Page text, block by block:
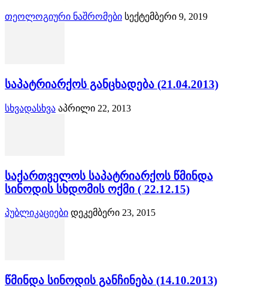
თეოლოგიური ნაშრომები სექტემბერი 9, 2019
საპატრიარქოს განცხადება (21.04.2013)
სხვადასხვა აპრილი 22, 2013
საქართველოს საპატრიარქოს წმინდა
სინოდის სხდომის ოქმი ( 22.12.15)
პუბლიკაციები დეკემბერი 23, 2015
წმინდა სინოდის განჩინება (14.10.2013)